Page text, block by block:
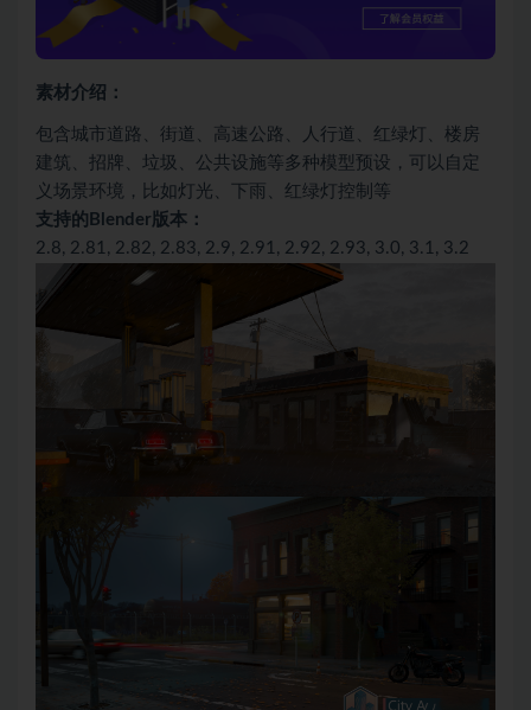
素材介绍：
包含城市道路、街道、高速公路、人行道、红绿灯、楼房
建筑、招牌、垃圾、公共设施等多种模型预设，可以自定
义场景环境，比如灯光、下雨、红绿灯控制等
支持的Blender版本：
2.8, 2.81, 2.82, 2.83, 2.9, 2.91, 2.92, 2.93, 3.0, 3.1, 3.2